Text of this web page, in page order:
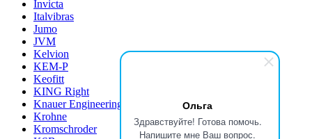
Ольга
Здравствуйте! Готова помочь.
Напишите мне Ваш вопрос.
Invicta
Italvibras
Jumo
JVM
Kelvion
KEM-P
Keofitt
KING Right
Knauer Engineering
Krohne
Kromschroder